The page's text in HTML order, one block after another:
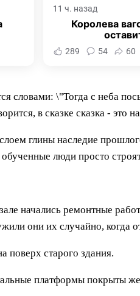
11 ч. назад
Королева
289 54 60
словами: \"Тогда с неба
в сказке сказка - это
глины наследие
люди просто
начались ремонтные
они их случайно, когда
поверх старого здания.
платформы покрыты